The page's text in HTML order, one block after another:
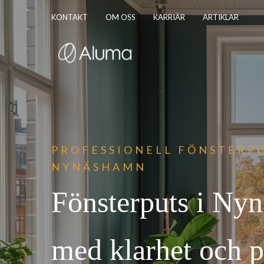
KONTAKT OM OSS KARRIÄR ARTIKLAR
PROFESSIONELL FÖNST
NYNÄSHAMN
Fönsterputs i
med klarhet och